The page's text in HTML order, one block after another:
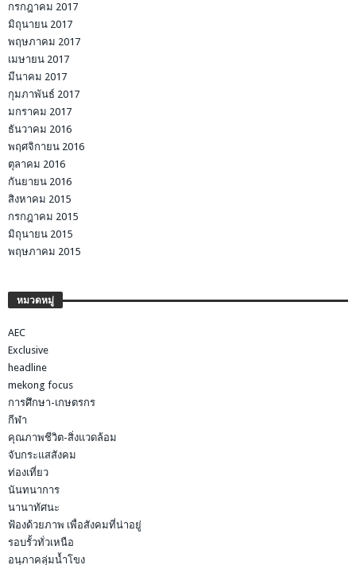
กรกฎาคม 2017
มิถุนายน 2017
พฤษภาคม 2017
เมษายน 2017
มีนาคม 2017
กุมภาพันธ์ 2017
มกราคม 2017
ธันวาคม 2016
พฤศจิกายน 2016
ตุลาคม 2016
กันยายน 2016
สิงหาคม 2015
กรกฎาคม 2015
มิถุนายน 2015
พฤษภาคม 2015
หมวดหมู่
AEC
Exclusive
headline
mekong focus
การศึกษา-เกษตรกร
กีฬา
คุณภาพชีวิต-สิ่งแวดล้อม
จับกระแสสังคม
ท่องเที่ยว
นันทนาการ
นานาทัศนะ
ฟ้องด้วยภาพ เพื่อสังคมที่น่าอยู่
รอบรั้วทั่วเหนือ
อนุภาคลุ่มน้ำโขง